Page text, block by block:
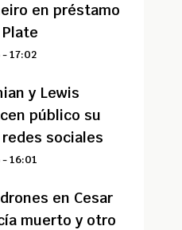
en préstamo
17:02
y Lewis
público su
sociales
16:01
en Cesar
muerto y otro